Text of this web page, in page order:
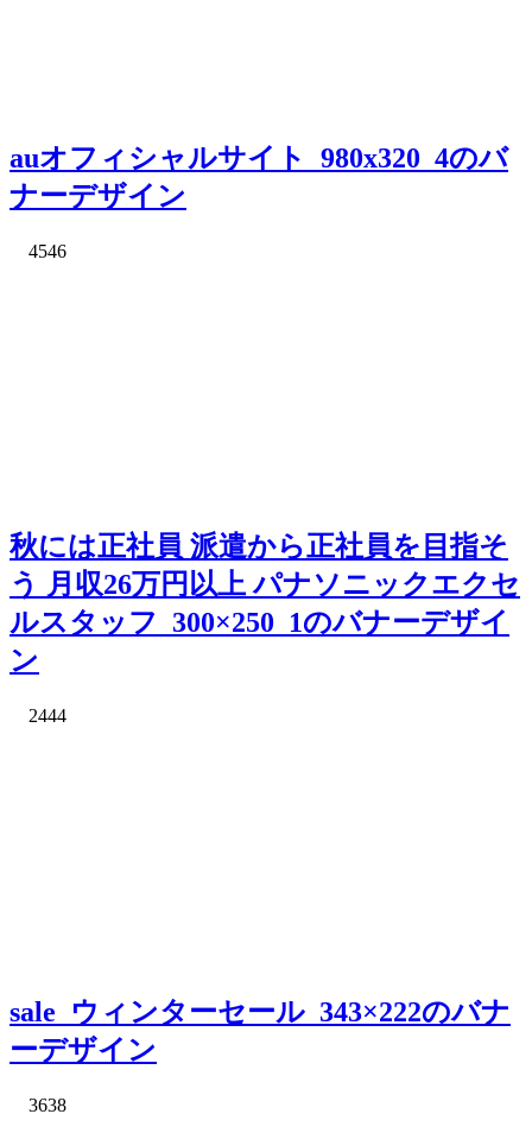
auオフィシャルサイト_980x320_4のバ
ナーデザイン
4546
秋には正社員 派遣から正社員を目指そ
う 月収26万円以上 パナソニックエクセ
ルスタッフ_300×250_1のバナーデザイ
ン
2444
sale_ウィンターセール_343×222のバナ
ーデザイン
3638